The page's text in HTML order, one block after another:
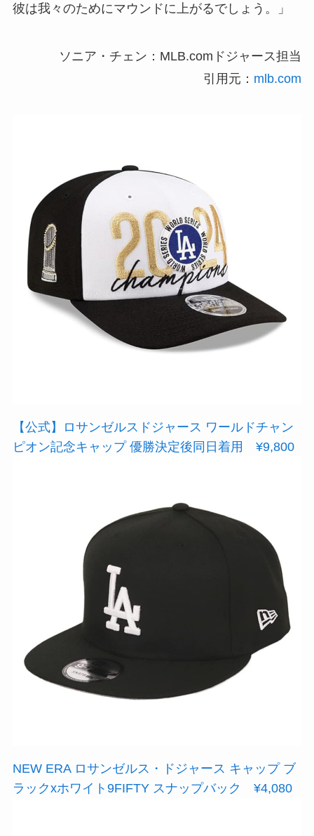
彼は我々のためにマウンドに上がるでしょう。」
ソニア・チェン：MLB.comドジャース担当
引用元： mlb.com
【公式】ロサンゼルスドジャース ワールドチャン
ピオン記念キャップ 優勝決定後同日着用 ¥9,800
NEW ERA ロサンゼルス・ドジャース キャップ ブ
ラックxホワイト9FIFTY スナップバック ¥4,080